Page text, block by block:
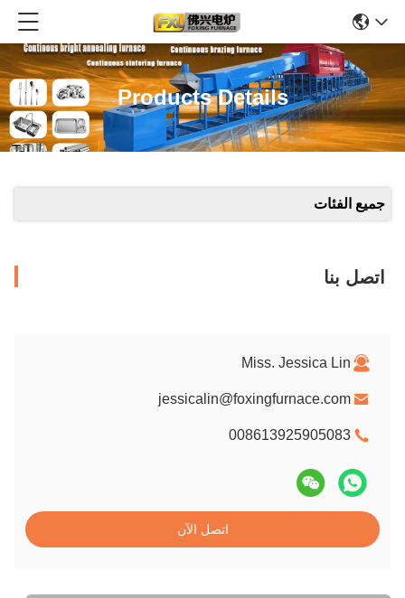
Products Details
جميع الفئات
اتصل بنا
Miss. Jessica Lin
jessicalin@foxingfurnace.com
008613925905083
اتصل الآن